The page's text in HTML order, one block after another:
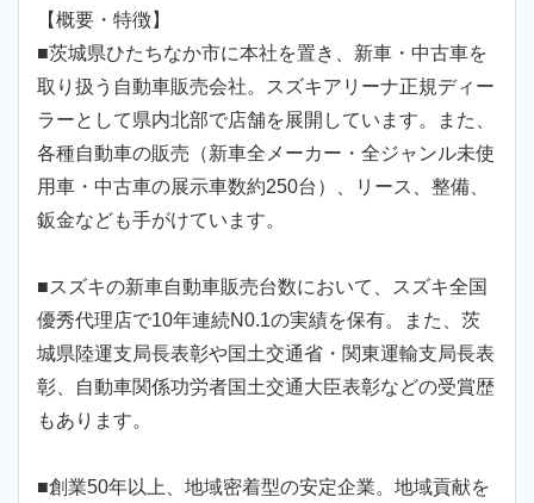
【概要・特徴】
■茨城県ひたちなか市に本社を置き、新車・中古車を
取り扱う自動車販売会社。スズキアリーナ正規ディー
ラーとして県内北部で店舗を展開しています。また、
各種自動車の販売（新車全メーカー・全ジャンル未使
用車・中古車の展示車数約250台）、リース、整備、
鈑金なども手がけています。
■スズキの新車自動車販売台数において、スズキ全国
優秀代理店で10年連続N0.1の実績を保有。また、茨
城県陸運支局長表彰や国土交通省・関東運輸支局長表
彰、自動車関係功労者国土交通大臣表彰などの受賞歴
もあります。
■創業50年以上、地域密着型の安定企業。地域貢献を